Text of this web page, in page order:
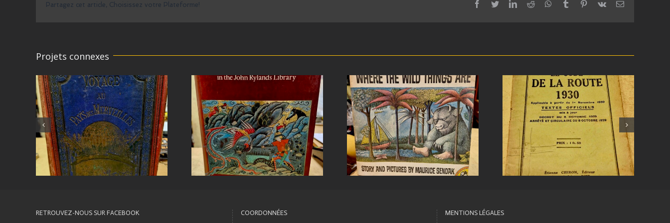
Partagez cet article, Choisissez votre Plateforme! facebook
twitterlinkedinreddit whatsapptumblr pinterest
vk Email
Projets connexes
RETROUVEZ-NOUS SUR FACEBOOK COORDONNÉES MENTIONS LÉGALES